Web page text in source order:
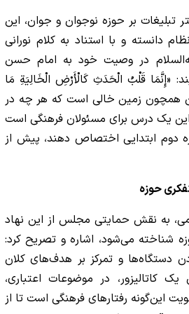
تبلیغات بر حوزه نوجوان و جوان، این
دانسته و با استناد به کلام نورانی
در وصیت خود به امام حسن
می‌فرمایند: «إِنَّمَا قَلْبُ الْحَدَثِ كَالْأَرْضِ الْخَالِیَةِ مَا
همچون زمین خالی است که هر چه در
یک درس برای مسئولان فرهنگی است
دوم ابتدایی اختصاص دهند، پیش از
حوزه
به نقش حمایتی مجلس از این نهاد
شناخته می‌شود، اشاره و تصریح کرد:
دستگاه‌ها و تمرکز بر هدف‌های کلان
کاتالیزور، در موضوعات اعتباری،
این‌گونه رفتارهای فرهنگی است تا از